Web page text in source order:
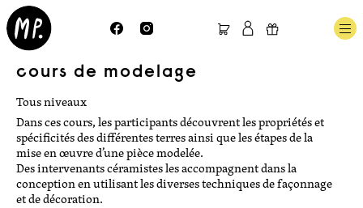
cours
nos offres
calendrier
l’atelier
privatisation
bon cadeau
contact
cours de modelage
Tous niveaux
Dans ces cours, les participants découvrent les propriétés et
spécificités des différentes terres ainsi que les étapes de la
mise en œuvre d’une pièce modelée.
Des intervenants céramistes les accompagnent dans la
conception en utilisant les diverses techniques de façonnage
et de décoration.